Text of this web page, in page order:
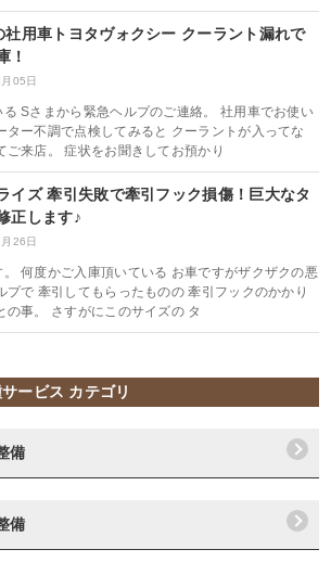
社用車トヨタヴォクシー クーラント漏れで
！
05日
Sさまから緊急ヘルプのご連絡。 社用車でお使い
ター不調で点検してみると クーラントが入ってな
ご来店。 症状をお聞きしてお預かり
イズ 牽引失敗で牽引フック損傷！巨大なタ
正します♪
26日
。 何度かご入庫頂いている お車ですがザクザクの悪
プで 牽引してもらったものの 牽引フックのかかり
の事。 さすがにこのサイズの タ
ービス カテゴリ
備
備